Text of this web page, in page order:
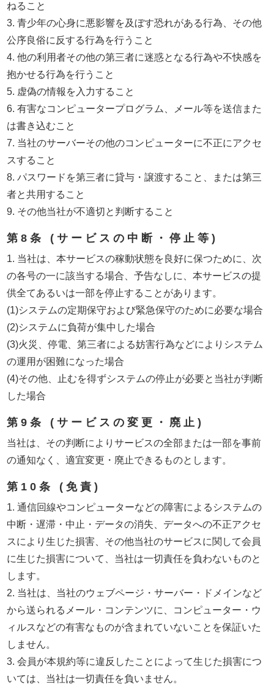
ねること
3. 青少年の心身に悪影響を及ぼす恐れがある行為、その他
公序良俗に反する行為を行うこと
4. 他の利用者その他の第三者に迷惑となる行為や不快感を
抱かせる行為を行うこと
5. 虚偽の情報を入力すること
6. 有害なコンピュータープログラム、メール等を送信また
は書き込むこと
7. 当社のサーバーその他のコンピューターに不正にアクセ
スすること
8. パスワードを第三者に貸与・譲渡すること、または第三
者と共用すること
9. その他当社が不適切と判断すること
第8条 (サービスの中断・停止等)
1. 当社は、本サービスの稼動状態を良好に保つために、次
の各号の一に該当する場合、予告なしに、本サービスの提
供全てあるいは一部を停止することがあります。
(1)システムの定期保守および緊急保守のために必要な場合
(2)システムに負荷が集中した場合
(3)火災、停電、第三者による妨害行為などによりシステム
の運用が困難になった場合
(4)その他、止むを得ずシステムの停止が必要と当社が判断
した場合
第9条 (サービスの変更・廃止)
当社は、その判断によりサービスの全部または一部を事前
の通知なく、適宜変更・廃止できるものとします。
第10条 (免責)
1. 通信回線やコンピューターなどの障害によるシステムの
中断・遅滞・中止・データの消失、データへの不正アクセ
スにより生じた損害、その他当社のサービスに関して会員
に生じた損害について、当社は一切責任を負わないものと
します。
2. 当社は、当社のウェブページ・サーバー・ドメインなど
から送られるメール・コンテンツに、コンピューター・ウ
ィルスなどの有害なものが含まれていないことを保証いた
しません。
3. 会員が本規約等に違反したことによって生じた損害につ
いては、当社は一切責任を負いません。